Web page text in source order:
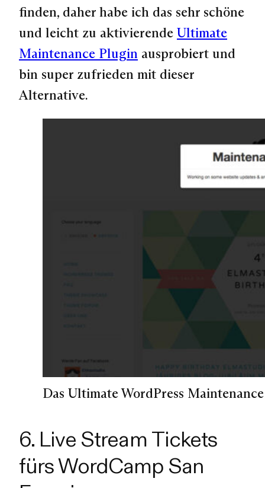
finden, daher habe ich das sehr schöne
und leicht zu aktivierende Ultimate
Maintenance Plugin ausprobiert und
bin super zufrieden mit dieser
Alternative.
Das Ultimate WordPress
6. Live Stream Tickets
fürs WordCamp San